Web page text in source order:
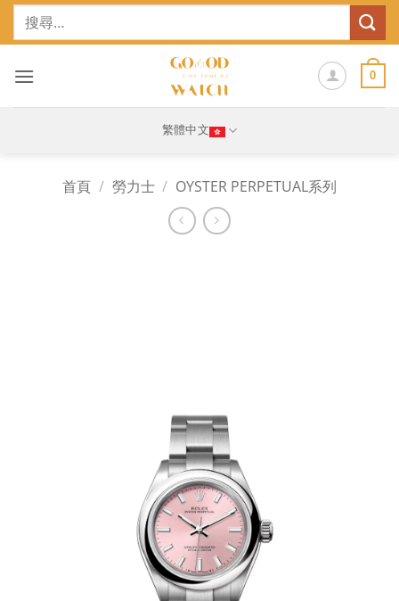
Skip
鍵
0
繁體中文
首頁 / 勞力士 / OYSTER PERPETUAL系列